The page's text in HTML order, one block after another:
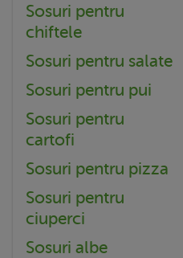
Sosuri pentru
chiftele
Sosuri pentru salate
Sosuri pentru pui
Sosuri pentru
cartofi
Sosuri pentru pizza
Sosuri pentru
ciuperci
Sosuri albe